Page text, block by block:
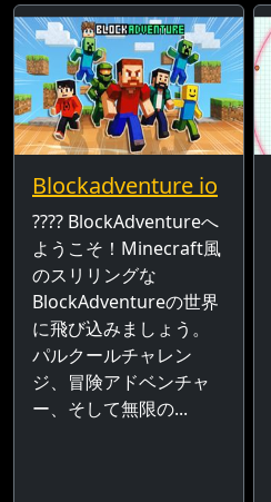
Blockadventure io
???? BlockAdventureへ
ようこそ！Minecraft風
のスリリングな
BlockAdventureの世界
に飛び込みましょう。
パルクールチャレン
ジ、冒険アドベンチャ
ー、そして無限の...